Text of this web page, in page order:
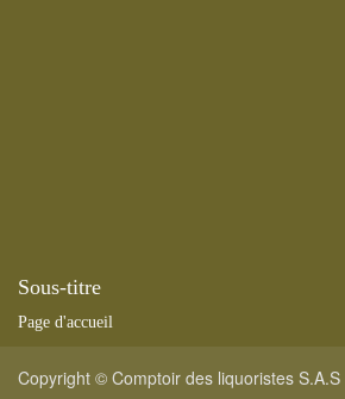
Sous-titre
Page d'accueil
Copyright © Comptoir des liquoristes S.A.S